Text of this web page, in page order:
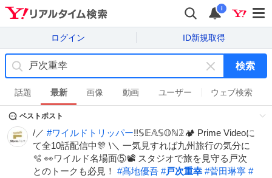
i
ログイン ID新規取得
キ
ー
ワ
ド
を
消
す
検索
話題 最新 画像 動画 ユーザー ウェブ検索
ベストポスト
/／ #ワイルドトリッパー!!𝕊𝔼𝔸𝕊𝕆ℕ𝟚🏕️ Prime Videoに
て全10話配信中🎊 \＼ 一気見すれば九州旅行の気分に
🫧 👀ワイルド名場面⑤📽️ スタジオで旅を見守る戸次
とのトークも必見！ #髙地優吾 #戸次重幸 #菅田琳寧 #